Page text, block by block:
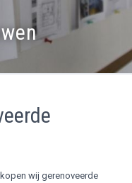
wij gerenoveerde